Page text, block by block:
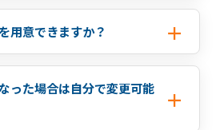
用意できますか？
った場合は自分で変更可能